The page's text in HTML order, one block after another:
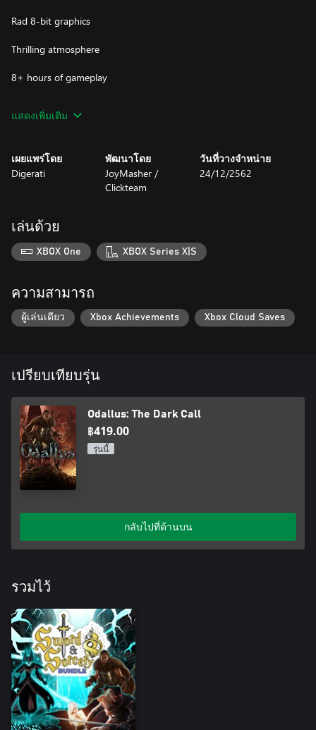
Rad 8-bit graphics
Thrilling atmosphere
8+ hours of gameplay
แสดงเพิ่มเติม
เผยแพร่โดย
Digerati
พัฒนาโดย
JoyMasher /
Clickteam
วันที่วางจำหน่าย
24/12/2562
เล่นด้วย
XBOX One XBOX Series X|S
ความสามารถ
ผู้เล่นเดียว Xbox Achievements Xbox Cloud Saves
เปรียบเทียบรุ่น
Odallus: The Dark Call
฿419.00
รุ่นนี้
กลับไปที่ด้านบน
รวมไว้